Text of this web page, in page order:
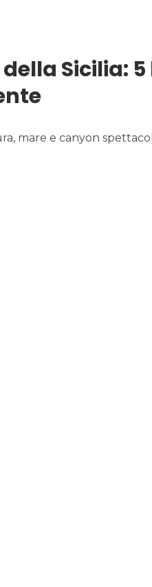
Sicilia:
mare e canyon